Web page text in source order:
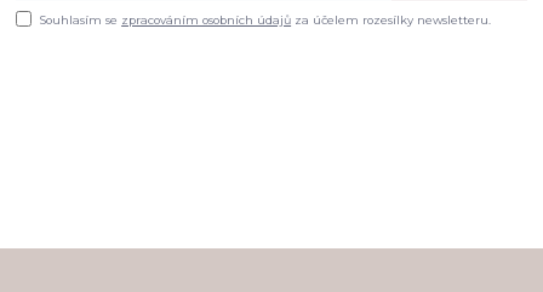
Souhlasím se zpracováním osobních údajů za účelem rozesílky newsletteru.